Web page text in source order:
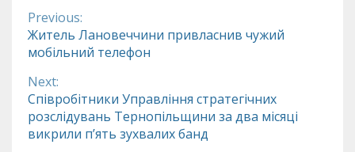
Continue
Reading
Previous:
Житель Лановеччини привласнив чужий
мобільний телефон
Next:
Співробітники Управління стратегічних
розслідувань Тернопільщини за два місяці
викрили п’ять зухвалих банд